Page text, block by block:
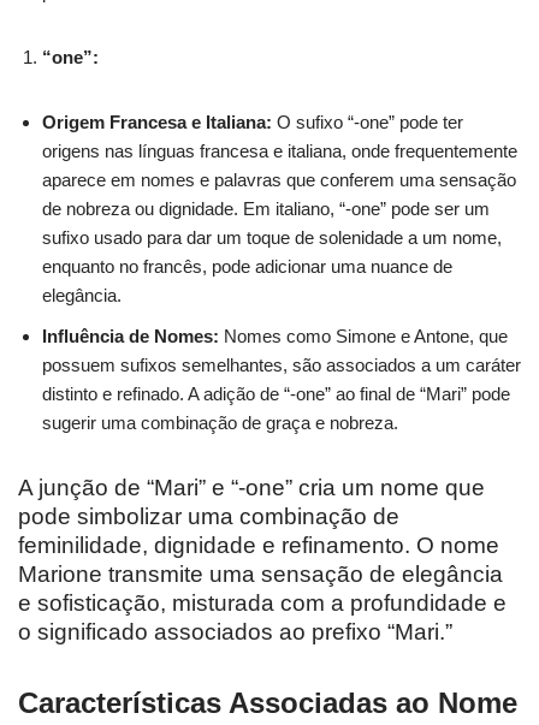
“one”:
Origem Francesa e Italiana: O sufixo “-one” pode ter
origens nas línguas francesa e italiana, onde frequentemente
aparece em nomes e palavras que conferem uma sensação
de nobreza ou dignidade. Em italiano, “-one” pode ser um
sufixo usado para dar um toque de solenidade a um nome,
enquanto no francês, pode adicionar uma nuance de
elegância.
Influência de Nomes: Nomes como Simone e Antone, que
possuem sufixos semelhantes, são associados a um caráter
distinto e refinado. A adição de “-one” ao final de “Mari” pode
sugerir uma combinação de graça e nobreza.
A junção de “Mari” e “-one” cria um nome que
pode simbolizar uma combinação de
feminilidade, dignidade e refinamento. O nome
Marione transmite uma sensação de elegância
e sofisticação, misturada com a profundidade e
o significado associados ao prefixo “Mari.”
Características Associadas ao Nome